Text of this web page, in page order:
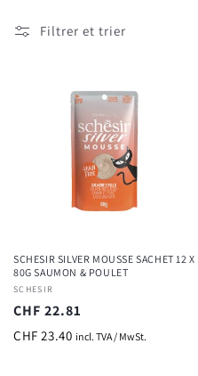
Filtrer et trier
SCHESIR SILVER MOUSSE SACHET 12 X
80G SAUMON & POULET
Fournisseur :
SCHESIR
Prix
habituel
CHF 22.81
CHF 23.40 incl. TVA / MwSt.